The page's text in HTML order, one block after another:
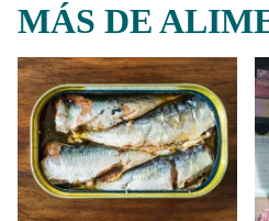
MÁS DE